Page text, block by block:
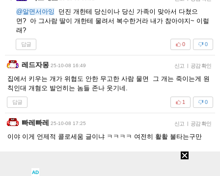
@알면서아잉
던진 개한테 당신이나 당신 가족이 맞아서 다쳤으
면? 아 그사람 딸이 개한테 물려서 복수한거라 내가 참아야지~ 이럴
래?
답글 0
0
레드자몽 25-10-08 16:49 신고 | 공감 확인
집에서 키우는 개가 위협도 안한 무고한 사람 물면 그 개는 죽이는게 원
칙인대 개혐오 발언히는 놈들 존나 웃기네.
답글 0
1
빠레빠레 25-10-08 17:25 신고 | 공감 확인
이야 이게 언제적 콜로세움 글이냐 ㅋㅋㅋㅋ 여전히 활활 불타는구만
0
AD